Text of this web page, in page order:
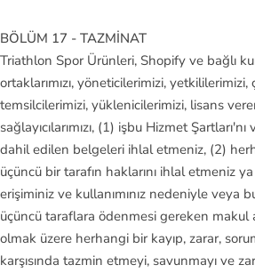
BÖLÜM 17 - TAZMİNAT
Triathlon Spor Ürünleri, Shopify ve bağlı
ortaklarımızı, yöneticilerimizi, yetkililerimizi,
temsilcilerimizi, yüklenicilerimizi, lisans
sağlayıcılarımızı, (1) işbu Hizmet
dahil edilen belgeleri ihlal etmeniz, (2)
üçüncü bir tarafın haklarını ihlal etmeniz
erişiminiz ve kullanımınız nedeniyle veya
üçüncü taraflara ödenmesi gereken
olmak üzere herhangi bir kayıp, zarar,
karşısında tazmin etmeyi, savunmayı ve